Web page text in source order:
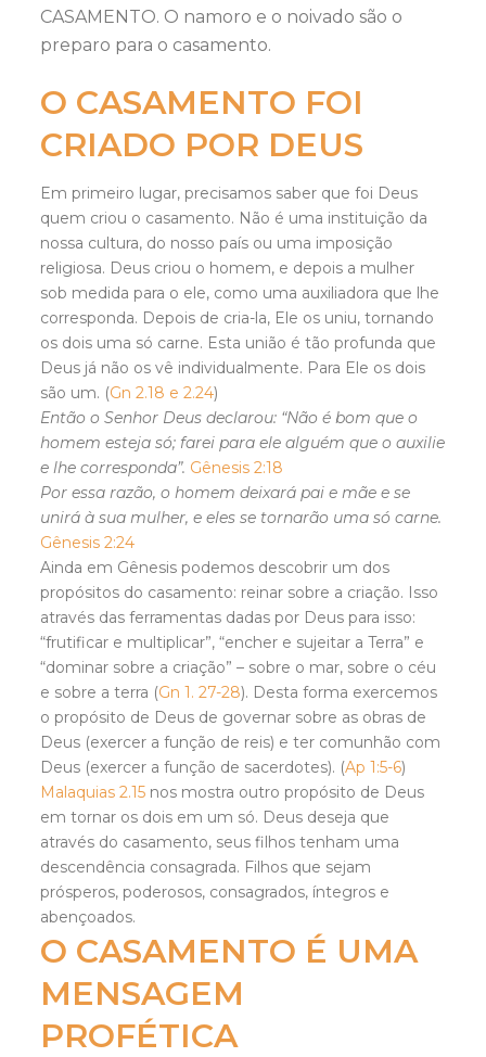
CASAMENTO. O namoro e o noivado são o
preparo para o casamento.
O CASAMENTO FOI
CRIADO POR DEUS
Em primeiro lugar, precisamos saber que foi Deus
quem criou o casamento. Não é uma instituição da
nossa cultura, do nosso país ou uma imposição
religiosa. Deus criou o homem, e depois a mulher
sob medida para o ele, como uma auxiliadora que lhe
corresponda. Depois de cria-la, Ele os uniu, tornando
os dois uma só carne. Esta união é tão profunda que
Deus já não os vê individualmente. Para Ele os dois
são um. (Gn 2.18 e 2.24)
Então o Senhor Deus declarou: “Não é bom que o
homem esteja só; farei para ele alguém que o auxilie
e lhe corresponda”. Gênesis 2:18
Por essa razão, o homem deixará pai e mãe e se
unirá à sua mulher, e eles se tornarão uma só carne.
Gênesis 2:24
Ainda em Gênesis podemos descobrir um dos
propósitos do casamento: reinar sobre a criação. Isso
através das ferramentas dadas por Deus para isso:
“frutificar e multiplicar”, “encher e sujeitar a Terra” e
“dominar sobre a criação” – sobre o mar, sobre o céu
e sobre a terra (Gn 1. 27-28). Desta forma exercemos
o propósito de Deus de governar sobre as obras de
Deus (exercer a função de reis) e ter comunhão com
Deus (exercer a função de sacerdotes). (Ap 1:5-6)
Malaquias 2.15 nos mostra outro propósito de Deus
em tornar os dois em um só. Deus deseja que
através do casamento, seus filhos tenham uma
descendência consagrada. Filhos que sejam
prósperos, poderosos, consagrados, íntegros e
abençoados.
O CASAMENTO É UMA
MENSAGEM
PROFÉTICA